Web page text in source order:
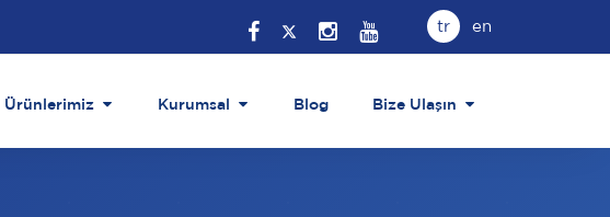
tr en
Ürünlerimiz Kurumsal Blog Bize Ulaşın